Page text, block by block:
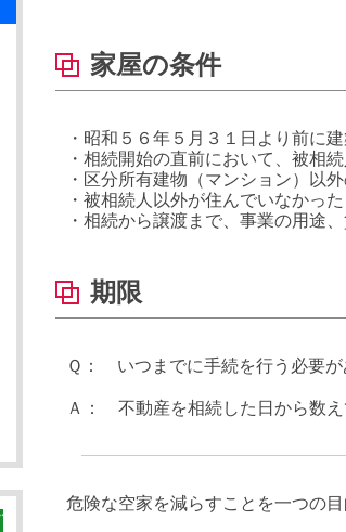
家屋の条件
・昭和５６年５月３１日より前に
・相続開始の直前において、被相
・区分所有建物（マンション）以
・被相続人以外が住んでいなかった
・相続から譲渡まで、事業の用途
期限
Ｑ： いつまでに手続を行う必要が
Ａ： 不動産を相続した日から数
危険な空家を減らすことを一つの